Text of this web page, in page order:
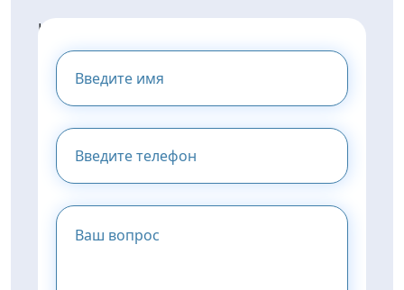
НАПИШИТЕ НАМ И МЫ
ПРЕДОСТАВИМ ВАМ
КОНСУЛЬТАЦИЮ